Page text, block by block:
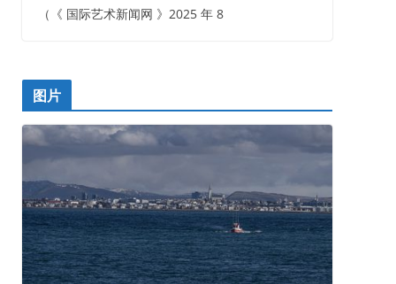
（《 国际艺术新闻网 》2025 年 8
图片